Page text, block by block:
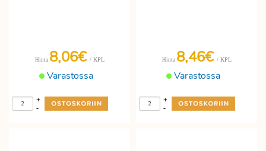
Varastossa
Hinta 8,06€ / KPL
-
+
Varastossa
Hinta 8,46€ / KPL
-
+